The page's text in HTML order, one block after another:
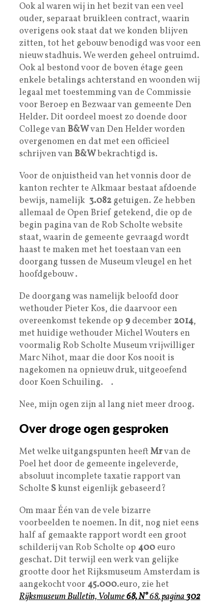
Ook al waren wij in het bezit van een veel
ouder, separaat bruikleen contract, waarin
overigens ook staat dat we konden blijven
zitten, tot het gebouw benodigd was voor een
nieuw stadhuis. We werden geheel ontruimd.
Ook al bestond voor de boven étage geen
enkele betalings achterstand en woonden wij
legaal met toestemming van de Commissie
voor Beroep en Bezwaar van gemeente Den
Helder. Dit oordeel moest zo doende door
College van B&Wvan Den Helder worden
overgenomen en dat met een officieel
schrijven van B&Wbekrachtigd is.
Voor de onjuistheid van het vonnis door de
kanton rechter te Alkmaar bestaat afdoende
bewijs, namelijk 3.082 getuigen. Ze hebben
allemaal de Open Brief getekend, die op de
begin pagina van de Rob Scholte website
staat, waarin de gemeente gevraagd wordt
haast te maken met het toestaan van een
doorgang tussen de Museum vleugel en het
hoofdgebouw .
De doorgang was namelijk beloofd door
wethouder Pieter Kos, die daarvoor een
overeenkomst tekende op 9 december 2014,
met huidige wethouder Michel Wouters en
voormalig Rob Scholte Museum vrijwilliger
Marc Nihot, maar die door Kos nooit is
nagekomen na opnieuw druk, uitgeoefend
door Koen Schuiling. .
Nee, mijn ogen zijn al lang niet meer droog.
Over droge ogen gesproken
Met welke uitgangspunten heeftMrvan de
Poel het door de gemeente ingeleverde,
absoluut incomplete taxatie rapport van
Scholte Skunst eigenlijk gebaseerd?
Om maar Één van de vele bizarre
voorbeelden te noemen. In dit, nog niet eens
half af gemaakte rapport wordt een groot
schilderij van Rob Scholte op 400 euro
geschat. Dit terwijl een werk van gelijke
grootte door het Rijksmuseum Amsterdam is
aangekocht voor 45.000.euro, zie het
Rijksmuseum Bulletin, Volume68,N°68, pagina302